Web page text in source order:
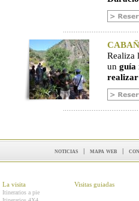
Realiza
un guía
noticias | mapa web |
La visita
Itinerarios a pie
Visitas guiadas